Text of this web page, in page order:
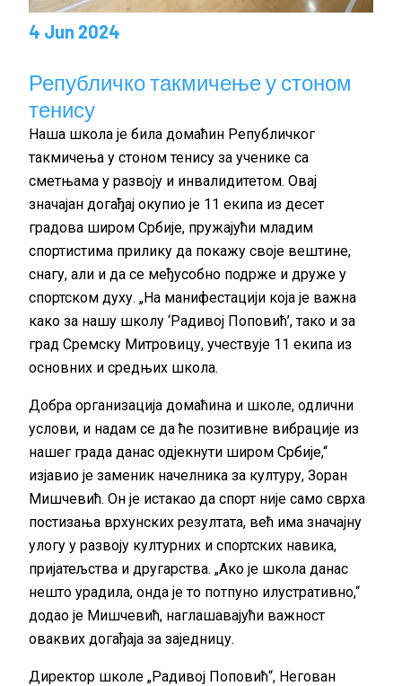
4 Jun 2024
Републичко такмичење у стоном
тенису
Наша школа је била домаћин Републичког
такмичења у стоном тенису за ученике са
сметњама у развоју и инвалидитетом. Овај
значајан догађај окупио је 11 екипа из десет
градова широм Србије, пружајући младим
спортистима прилику да покажу своје вештине,
снагу, али и да се међусобно подрже и друже у
спортском духу. „На манифестацији која је важна
како за нашу школу ‘Радивој Поповић’, тако и за
град Сремску Митровицу, учествује 11 екипа из
основних и средњих школа.
Добра организација домаћина и школе, одлични
услови, и надам се да ће позитивне вибрације из
нашег града данас од‌јекнути широм Србије,“
изјавио је заменик начелника за културу, Зоран
Мишчевић. Он је истакао да спорт није само сврха
постизања врхунских резултата, већ има значајну
улогу у развоју културних и спортских навика,
пријатељства и другарства. „Ако је школа данас
нешто урадила, онда је то потпуно илустративно,“
додао је Мишчевић, наглашавајући важност
оваквих догађаја за заједницу.
Директор школе „Радивој Поповић“, Негован